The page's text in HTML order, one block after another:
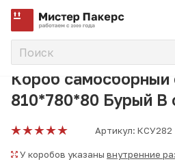
Главная
Короб самосборный
810*780*80 Бурый В
Артикул: КСУ282
У коробов указаны внутренние